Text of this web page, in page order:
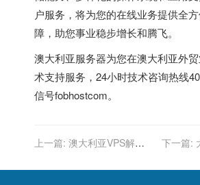
户服务，将为您的在线业务提供全
障，助您事业稳步增长和腾飞。
澳大利亚服务器为您在澳大利亚外
术支持服务，24小时技术咨询热线
信号fobhostcom。
上一篇: 澳大利亚VPS解
下一篇: